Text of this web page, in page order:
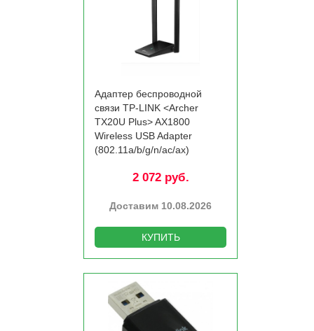
Адаптер беспроводной
связи TP-LINK <Archer
TX20U Plus> AX1800
Wireless USB Adapter
(802.11a/­b/­g/­n/­ac/­ax)
2 072 руб.
Доставим 10.08.2026
КУПИТЬ